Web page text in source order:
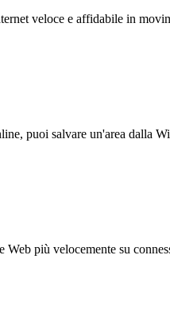
veloce e affidabile in
puoi salvare un'area dalla
più velocemente su